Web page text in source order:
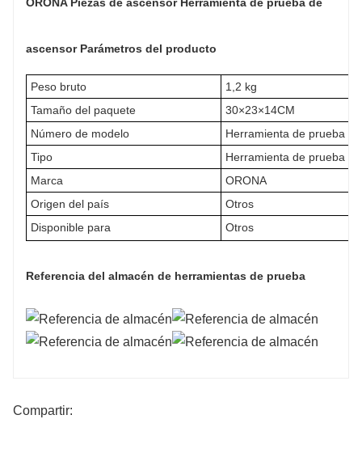
ascensor Parámetros del producto
Peso bruto
1,2 kg
Tamaño del paquete
30×23×14CM
Número de modelo
Herramienta de prueba
Tipo
Herramienta de prueba
Marca
ORONA
Origen del país
Otros
Disponible para
Otros
Referencia del almacén de herramientas de prueba
Compartir: